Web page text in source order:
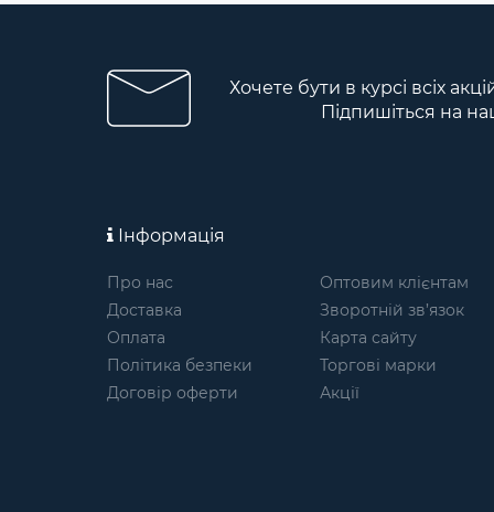
Хочете бути в курсі всіх
Підпишіться на
Інформація
Про нас
Доставка
Оплата
Політика безпеки
Договір оферти
Оптовим клієнтам
Зворотній зв’язок
Карта сайту
Торгові марки
Акції